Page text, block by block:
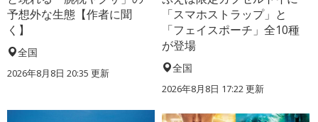
予想外な生態【作者に聞
く】
全国
2026年8月8日 20:35 更新
「スマホストラップ」と
「フェイスポーチ」全10種
が登場
全国
2026年8月8日 17:22更新